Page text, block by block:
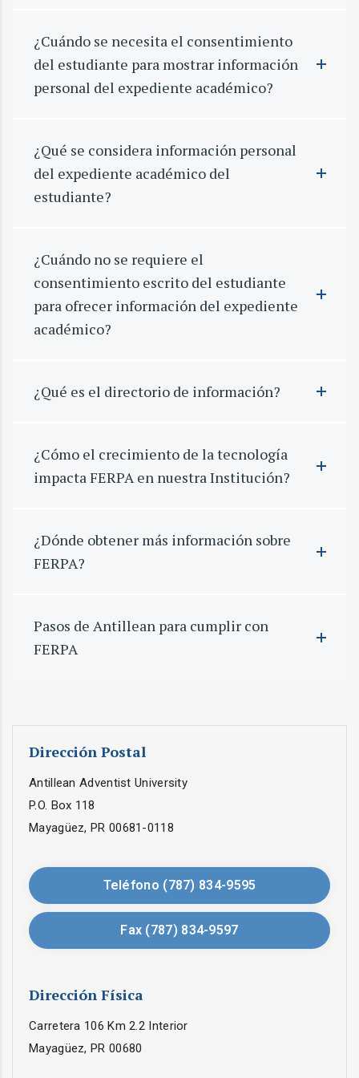
¿Cuándo se necesita el consentimiento
del estudiante para mostrar información
personal del expediente académico?
¿Qué se considera información personal
del expediente académico del
estudiante?
¿Cuándo no se requiere el
consentimiento escrito del estudiante
para ofrecer información del expediente
académico?
¿Qué es el directorio de información?
¿Cómo el crecimiento de la tecnología
impacta FERPA en nuestra Institución?
¿Dónde obtener más información sobre
FERPA?
Pasos de Antillean para cumplir con
FERPA
Dirección Postal
Antillean Adventist University
P.O. Box 118
Mayagüez, PR 00681-0118
Teléfono (787) 834-9595
Fax (787) 834-9597
Dirección Física
Carretera 106 Km 2.2 Interior
Mayagüez, PR 00680